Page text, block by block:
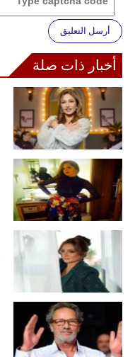
أرسل التعليق
أخبار ذات صلة